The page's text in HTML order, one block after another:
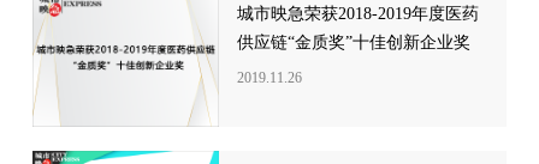
城市映急荣获2018-2019年度医药
供应链“金质奖”十佳创新企业奖
2019.11.26